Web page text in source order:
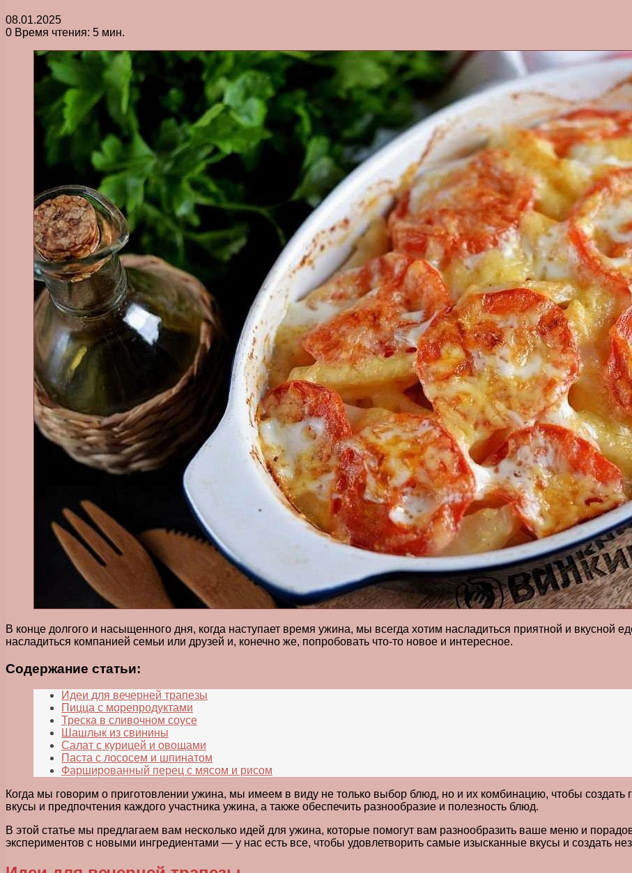
08.01.2025
0 Время чтения: 5 мин.
В конце долгого и насыщенного дня, когда наступает время ужина, мы всегда хотим насладиться приятной и
насладиться компанией семьи или друзей и, конечно же, попробовать что-то новое и интересное.
Содержание статьи:
Идеи для вечерней трапезы
Пицца с морепродуктами
Треска в сливочном соусе
Шашлык из свинины
Салат с курицей и овощами
Паста с лососем и шпинатом
Фаршированный перец с мясом и рисом
Когда мы говорим о приготовлении ужина, мы имеем в виду не только выбор блюд, но и их комбинацию, чтобы
вкусы и предпочтения каждого участника ужина, а также обеспечить разнообразие и полезность блюд.
В этой статье мы предлагаем вам несколько идей для ужина, которые помогут вам разнообразить ваше меню и
экспериментов с новыми ингредиентами — у нас есть все, чтобы удовлетворить самые изысканные вкусы и создать